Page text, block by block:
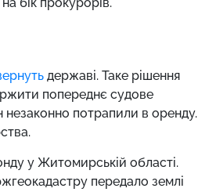
бік прокурорів.
державі. Таке рішення
попереднє судове
незаконно потрапили в оренду.
у Житомирській області.
передало землі